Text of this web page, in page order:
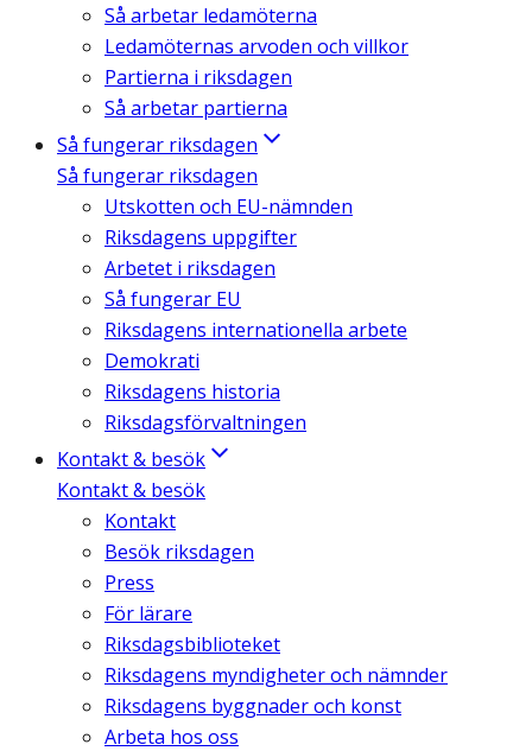
Så arbetar ledamöterna
Ledamöternas arvoden och villkor
Partierna i riksdagen
Så arbetar partierna
Så fungerar riksdagen
Så fungerar riksdagen
Utskotten och EU-nämnden
Riksdagens uppgifter
Arbetet i riksdagen
Så fungerar EU
Riksdagens internationella arbete
Demokrati
Riksdagens historia
Riksdagsförvaltningen
Kontakt & besök
Kontakt & besök
Kontakt
Besök riksdagen
Press
För lärare
Riksdagsbiblioteket
Riksdagens myndigheter och nämnder
Riksdagens byggnader och konst
Arbeta hos oss